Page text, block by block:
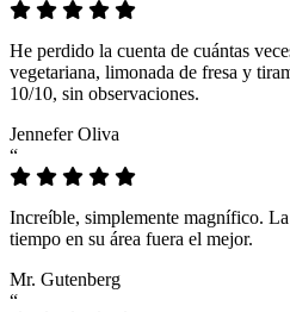
He perdido la cuenta de cuántas
vegetariana, limonada de fresa y
10/10, sin observaciones.
Jennefer Oliva
“
Increíble, simplemente magnífico.
tiempo en su área fuera el mejor.
Mr. Gutenberg
“